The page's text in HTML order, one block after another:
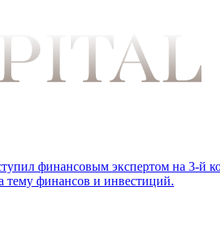
финансовым экспертом на 3-й
тему финансов и инвестиций.